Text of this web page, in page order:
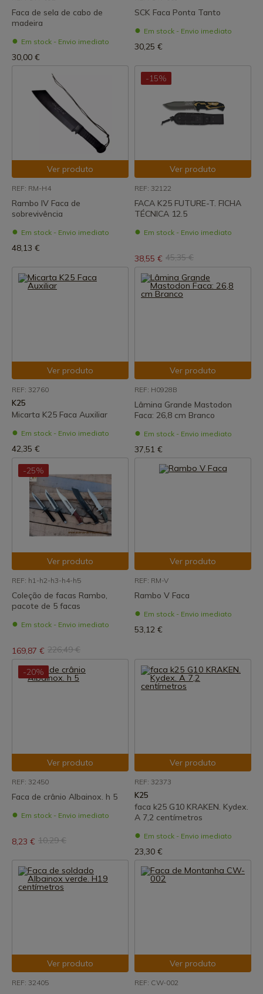
Faca de sela de cabo de
madeira
Em stock - Envio imediato
30,00 €
SCK Faca Ponta Tanto
Em stock - Envio imediato
30,25 €
Ver produto
REF: RM-H4
Rambo IV Faca de
sobrevivência
Em stock - Envio imediato
48,13 €
-15%
Ver produto
REF: 32122
FACA K25 FUTURE-T. FICHA
TÉCNICA 12.5
Em stock - Envio imediato
38,55 € 45,35 €
Ver produto
REF: 32760
K25
Micarta K25 Faca Auxiliar
Em stock - Envio imediato
42,35 €
Ver produto
REF: H0928B
Lâmina Grande Mastodon
Faca: 26,8 cm Branco
Em stock - Envio imediato
37,51 €
-25%
Ver produto
REF: h1-h2-h3-h4-h5
Coleção de facas Rambo,
pacote de 5 facas
Em stock - Envio imediato
169,87 € 226,49 €
Ver produto
REF: RM-V
Rambo V Faca
Em stock - Envio imediato
53,12 €
-20%
Ver produto
REF: 32450
Faca de crânio Albainox. h 5
Em stock - Envio imediato
8,23 € 10,29 €
Ver produto
REF: 32373
K25
faca k25 G10 KRAKEN. Kydex.
A 7,2 centímetros
Em stock - Envio imediato
23,30 €
Ver produto
REF: 32405
Ver produto
REF: CW-002